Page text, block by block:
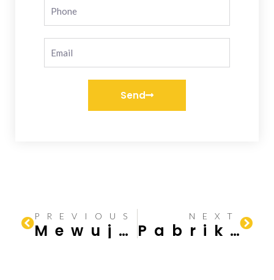
Send
PREVIOUS
Mewujudkan Impian Pabrik Industri Inovatif Bersama JhonTraktor
NEXT
Pabrik Industri yang Menginspirasi: Solusi Terbaik dari JhonTraktor